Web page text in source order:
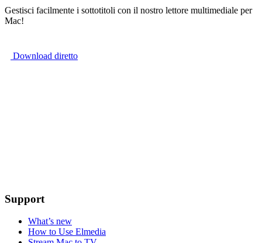
Gestisci facilmente i sottotitoli con il nostro lettore multimediale per
Mac!
Download diretto
Support
What’s new
How to Use Elmedia